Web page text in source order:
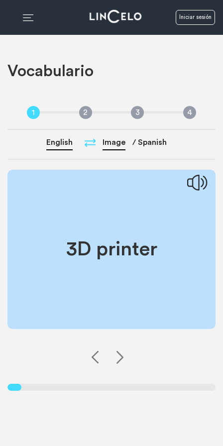
Iniciar sesión
Vocabulario
1 2 3 4
English Image /Spanish
3D printer